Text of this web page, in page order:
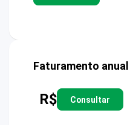
Faturamento anual
R$ Consultar